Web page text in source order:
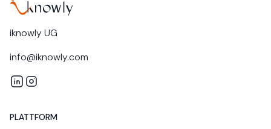
iknowly UG
info@iknowly.com
PLATTFORM